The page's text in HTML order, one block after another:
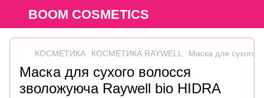
BOOM COSMETICS
КОСМЕТИКА КОСМЕТИКА RAYWELL Маска для сухого
Маска для сухого волосся
зволожуюча Raywell bio HIDRA